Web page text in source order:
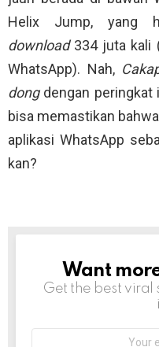
Helix Jump, yang
download 334 juta kali
WhatsApp). Nah,
dong dengan peringkat
bisa memastikan
aplikasi WhatsApp
kan?
NEWSLETTER
Want
Get the best viral